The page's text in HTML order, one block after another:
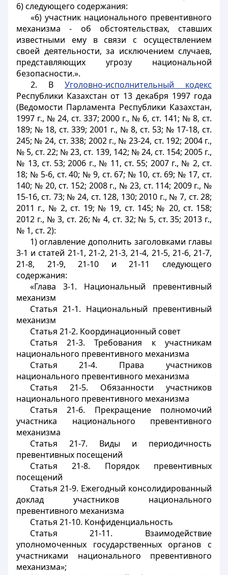
6) следующего содержания:
«6) участник национального превентивного
механизма - об обстоятельствах, ставших
известными ему в связи с осуществлением
своей деятельности, за исключением случаев,
представляющих угрозу национальной
безопасности.».
2. ВУголовно-исполнительный кодекс
Республики Казахстан от 13 декабря 1997 года
(Ведомости Парламента Республики Казахстан,
1997 г., № 24, ст. 337; 2000 г., № 6, ст. 141; № 8, ст.
189; № 18, ст. 339; 2001 г., № 8, ст. 53; № 17-18, ст.
245; № 24, ст. 338; 2002 г., № 23-24, ст. 192; 2004 г.,
№ 5, ст. 22; № 23, ст. 139, 142; № 24, ст. 154; 2005 г.,
№ 13, ст. 53; 2006 г., № 11, ст. 55; 2007 г., № 2, ст.
18; № 5-6, ст. 40; № 9, ст. 67; № 10, ст. 69; № 17, ст.
140; № 20, ст. 152; 2008 г., № 23, ст. 114; 2009 г., №
15-16, ст. 73; № 24, ст. 128, 130; 2010 г., № 7, ст. 28;
2011 г., № 2, ст. 19; № 19, ст. 145; № 20, ст. 158;
2012 г., № 3, ст. 26; № 4, ст. 32; № 5, ст. 35; 2013 г.,
№ 1, ст. 2):
1) оглавление дополнить заголовками главы
3-1 и статей 21-1, 21-2, 21-3, 21-4, 21-5, 21-6, 21-7,
21-8, 21-9, 21-10 и 21-11 следующего
содержания:
«Глава 3-1. Национальный превентивный
механизм
Статья 21-1. Национальный превентивный
механизм
Статья 21-2. Координационный совет
Статья 21-3. Требования к участникам
национального превентивного механизма
Статья 21-4. Права участников
национального превентивного механизма
Статья 21-5. Обязанности участников
национального превентивного механизма
Статья 21-6. Прекращение полномочий
участника национального превентивного
механизма
Статья 21-7. Виды и периодичность
превентивных посещений
Статья 21-8. Порядок превентивных
посещений
Статья 21-9. Ежегодный консолидированный
доклад участников национального
превентивного механизма
Статья 21-10. Конфиденциальность
Статья 21-11. Взаимодействие
уполномоченных государственных органов с
участниками национального превентивного
механизма»;